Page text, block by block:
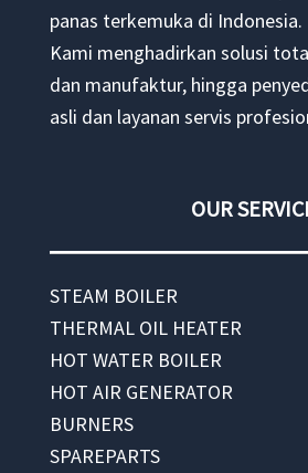
panas terkemuka di Indonesia.
Kami menghadirkan solusi
dan manufaktur, hingga
asli dan layanan servis
OUR
STEAM BOILER
THERMAL OIL HEATER
HOT WATER BOILER
HOT AIR GENERATOR
BURNERS
SPAREPARTS